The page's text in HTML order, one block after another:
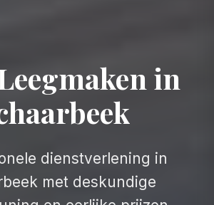
in
dienstverlening in
met deskundige